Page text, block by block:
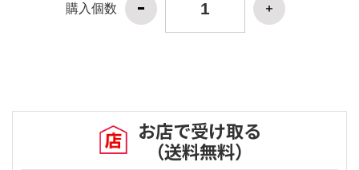
購入個数
お店で受け取る
（送料無料）